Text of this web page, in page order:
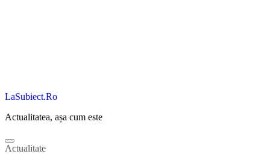
LaSubiect.Ro
Actualitatea, așa cum este
Actualitate